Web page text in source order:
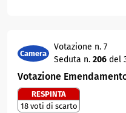
Camera
Votazione n. 7
Seduta n. 206 del
Votazione Emendamento
RESPINTA
18 voti di scarto